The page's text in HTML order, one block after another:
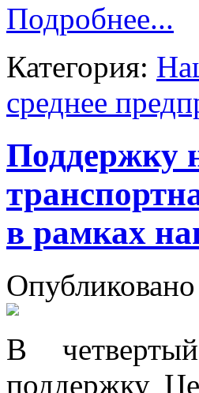
Подробнее...
Категория:
среднее
Поддержку
в рамках
В
поддержку